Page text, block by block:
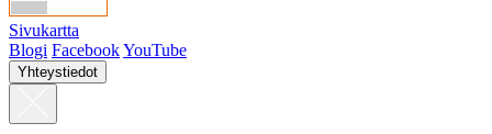
Sivukartta
Blogi FacebookYouTube
Yhteystiedot